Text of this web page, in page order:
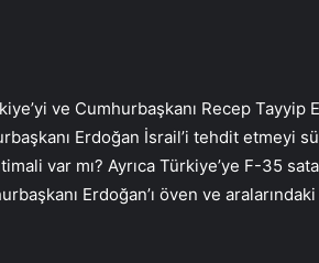
ve Cumhurbaşkanı Recep Tayyip
Erdoğan İsrail’i tehdit etmeyi
var mı? Ayrıca Türkiye’ye F-35
Erdoğan’ı öven ve